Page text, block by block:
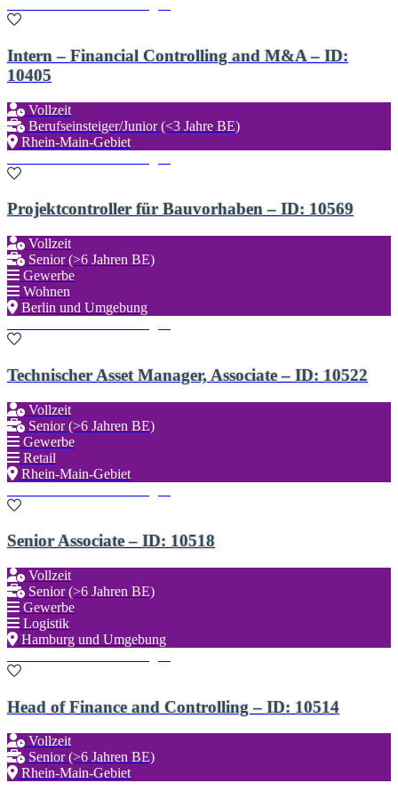
Intern – Financial Controlling and M&A – ID:
10405
Vollzeit
Berufseinsteiger/Junior (<3 Jahre BE)
Rhein-Main-Gebiet
Projektcontroller für Bauvorhaben – ID: 10569
Vollzeit
Senior (>6 Jahren BE)
Gewerbe
Wohnen
Berlin und Umgebung
Technischer Asset Manager, Associate – ID: 10522
Vollzeit
Senior (>6 Jahren BE)
Gewerbe
Retail
Rhein-Main-Gebiet
Senior Associate – ID: 10518
Vollzeit
Senior (>6 Jahren BE)
Gewerbe
Logistik
Hamburg und Umgebung
Head of Finance and Controlling – ID: 10514
Vollzeit
Senior (>6 Jahren BE)
Rhein-Main-Gebiet